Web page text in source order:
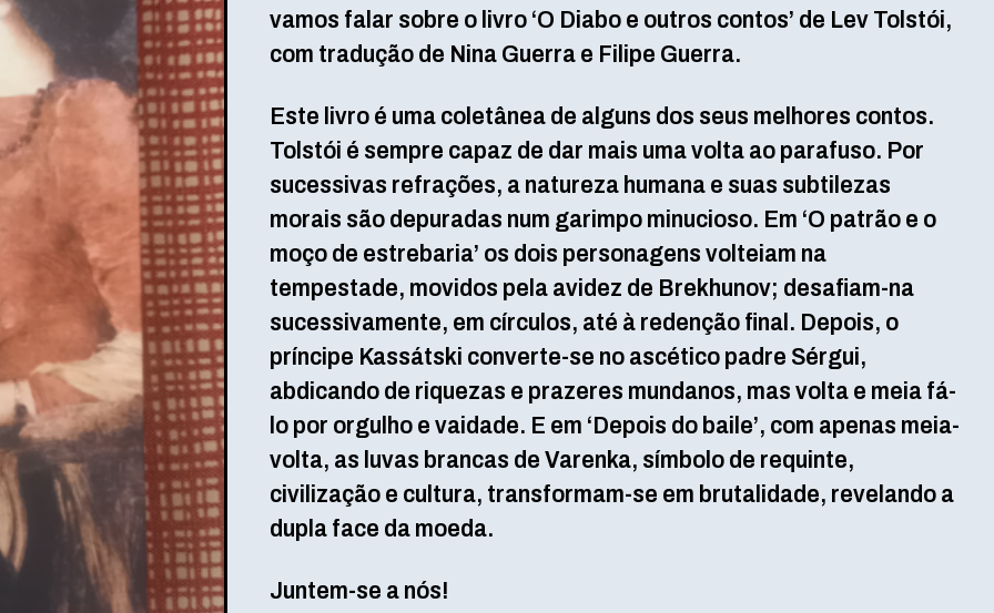
vamos falar sobre o livro ‘O Diabo e outros contos’ de Lev Tolstói,
com tradução de Nina Guerra e Filipe Guerra.
Este livro é uma coletânea de alguns dos seus melhores contos.
Tolstói é sempre capaz de dar mais uma volta ao parafuso. Por
sucessivas refrações, a natureza humana e suas subtilezas
morais são depuradas num garimpo minucioso. Em ‘O patrão e o
moço de estrebaria’ os dois personagens volteiam na
tempestade, movidos pela avidez de Brekhunov; desafiam-na
sucessivamente, em círculos, até à redenção final. Depois, o
príncipe Kassátski converte-se no ascético padre Sérgui,
abdicando de riquezas e prazeres mundanos, mas volta e meia fá-
lo por orgulho e vaidade. E em ‘Depois do baile’, com apenas meia-
volta, as luvas brancas de Varenka, símbolo de requinte,
civilização e cultura, transformam-se em brutalidade, revelando a
dupla face da moeda.
Juntem-se a nós!